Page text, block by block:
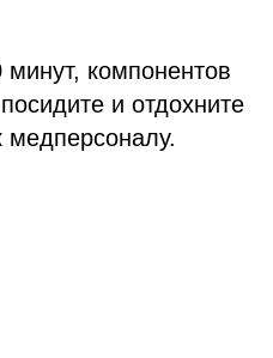
компонентов
и отдохните
медперсоналу.